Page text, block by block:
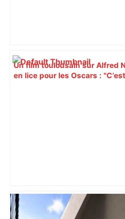
Un film toulousain sur Alfred
en lice pour les Oscars : "C’est
Un homme de 22 ans tué par
près d'un point de deal à